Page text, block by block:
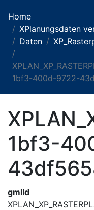
Home
XPlanungsdaten
Daten
1bf3-400d-9722-
1bf3-
gmlId